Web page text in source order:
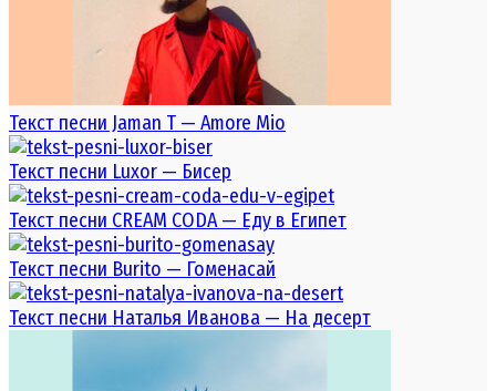
Текст песни Jaman T — Amore Mio
Текст песни Luxor — Бисер
Текст песни CREAM CODA — Еду в Египет
Текст песни Burito — Гоменасай
Текст песни Наталья Иванова — На десерт